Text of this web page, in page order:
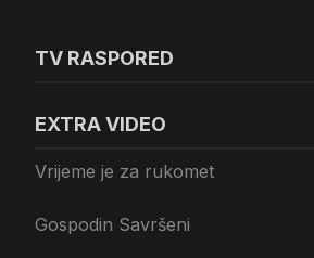
TV RASPORED
EXTRA VIDEO
Vrijeme je za rukomet
Gospodin Savršeni